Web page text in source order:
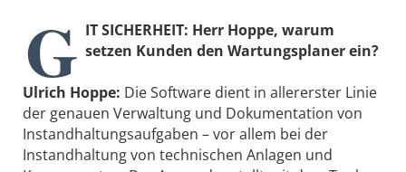
G IT SICHERHEIT: Herr Hoppe, warum
setzen Kunden den Wartungsplaner ein?
Ulrich Hoppe: Die Software dient in allererster Linie
der genauen Verwaltung und Dokumentation von
Instandhaltungsaufgaben – vor allem bei der
Instandhaltung von technischen Anlagen und